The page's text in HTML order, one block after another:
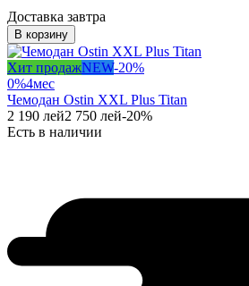
Доставка завтра
В корзину
Хит продажNEW-20%
0%4мес
Чемодан Ostin XXL Plus Titan
2 190 лей2 750 лей-20%
Есть в наличии